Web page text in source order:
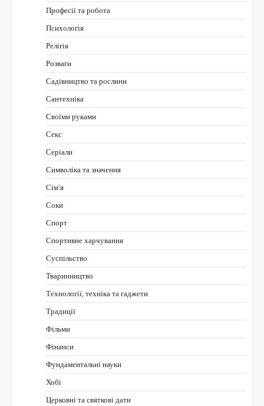
Професії та робота
Психологія
Релігія
Розваги
Садівництво та рослини
Сантехніка
Своїми руками
Секс
Серіали
Символіка та значення
Сім’я
Соки
Спорт
Спортивне харчування
Суспільство
Тваринництво
Технології, техніка та гаджети
Традиції
Фільми
Фінанси
Фундаментальні науки
Хобі
Церковні та святкові дати